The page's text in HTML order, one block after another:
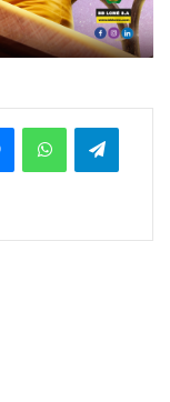
MessengerWhatsAppTelegram